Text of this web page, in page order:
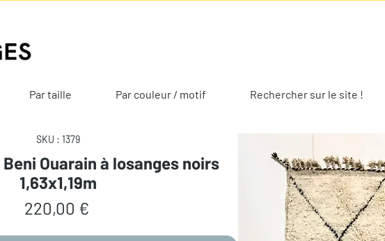
Par taille Par couleur / motif Rechercher sur le site !
SKU : 1379
Ouarain à losanges noirs
1,63x1,19m
220,00 €Prix